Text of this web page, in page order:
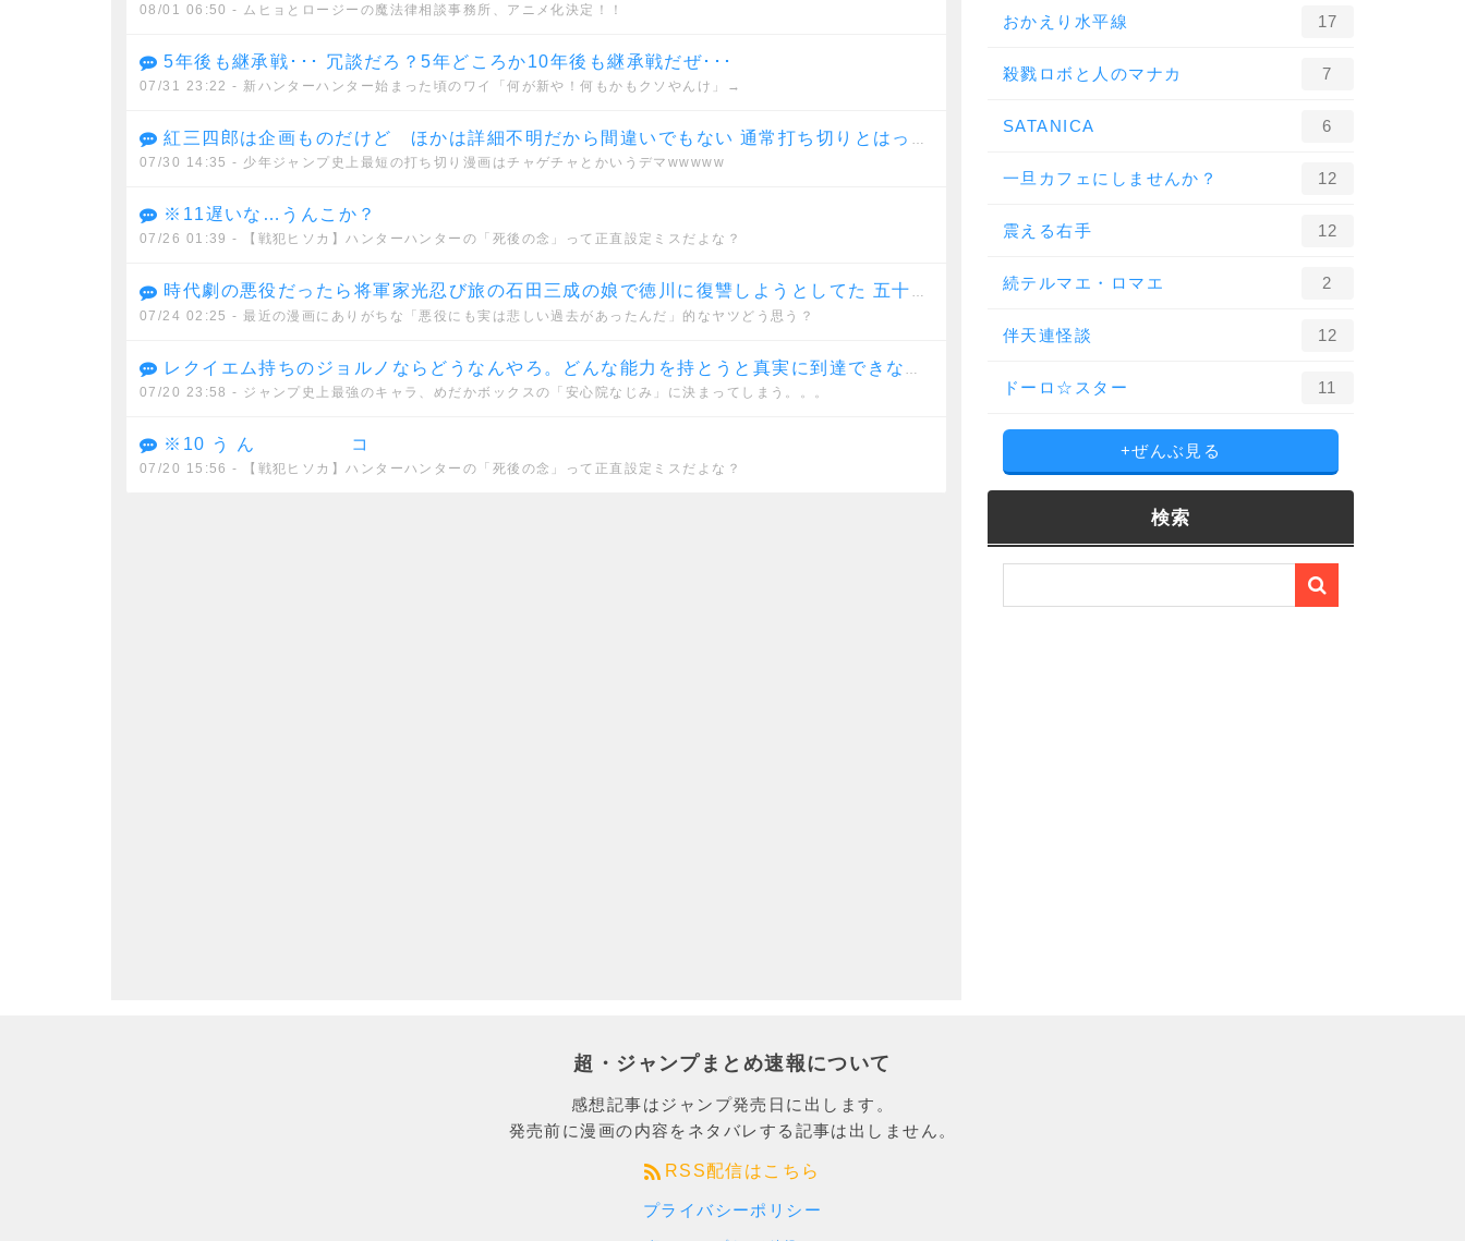
08/01 06:50 - ムヒョとロージーの魔法律相談事務所、アニメ化決定！！
5年後も継承戦･･･ 冗談だろ？5年どころか10年後も継承戦だぜ･･･
07/31 23:22 - 新ハンターハンター始まった頃のワイ「何が新や！何もかもクソやんけ」→
紅三四郎は企画ものだけど ほかは詳細不明だから間違いでもない 通常打ち切りとはっきりしてるものではセコンド(6週)が最短
07/30 14:35 - 少年ジャンプ史上最短の打ち切り漫画はチャゲチャとかいうデマwwwww
※11遅いな…うんこか？
07/26 01:39 - 【戦犯ヒソカ】ハンターハンターの「死後の念」って正直設定ミスだよな？
時代劇の悪役だったら将軍家光忍び旅の石田三成の娘で徳川に復讐しようとしてた 五十鈴とか悪代官とはノリが違い過ぎて何だかなって感じだった
07/24 02:25 - 最近の漫画にありがちな「悪役にも実は悲しい過去があったんだ」的なヤツどう思う？
レクイエム持ちのジョルノならどうなんやろ。どんな能力を持とうと真実に到達できないでなんとか、、、
07/20 23:58 - ジャンプ史上最強のキャラ、めだかボックスの「安心院なじみ」に決まってしまう。。。
※10 う ん コ
07/20 15:56 - 【戦犯ヒソカ】ハンターハンターの「死後の念」って正直設定ミスだよな？
おかえり水平線 17
殺戮ロボと人のマナカ 7
SATANICA 6
一旦カフェにしませんか？ 12
震える右手 12
続テルマエ・ロマエ 2
伴天連怪談 12
ドーロ☆スター 11
+ぜんぶ見る
検索
超・ジャンプまとめ速報について
感想記事はジャンプ発売日に出します。
発売前に漫画の内容をネタバレする記事は出しません。
RSS配信はこちら
プライバシーポリシー